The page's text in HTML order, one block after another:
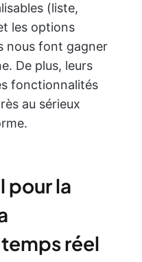
(liste,
les options
nous font gagner
De plus, leurs
fonctionnalités
au sérieux
pour la
réel